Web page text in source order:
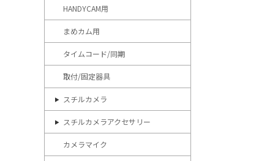
HANDYCAM用
まめカム用
タイムコード/同期
取付/固定器具
スチルカメラ
スチルカメラアクセサリー
カメラマイク